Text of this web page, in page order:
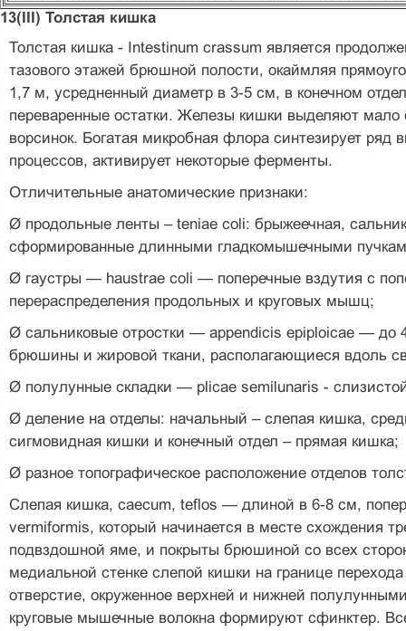
13(III) Толстая кишка
Толстая кишка - Intestinum crassum является
тазового этажей брюшной полости, окаймляя
1,7 м, усредненный диаметр в 3-5 см, в конечном
переваренные остатки. Железы кишки выделяют мало
ворсинок. Богатая микробная флора синтезирует
процессов, активирует некоторые ферменты.
Отличительные анатомические признаки:
Ø продольные ленты – teniae coli: брыжеечная,
сформированные длинными гладкомышечными
Ø гаустры — haustrae coli — поперечные вздутия с
перераспределения продольных и круговых мышц;
Ø сальниковые отростки — appendicis epiploicae — до
брюшины и жировой ткани, располагающиеся вдоль
Ø полулунные складки — plicae semilunaris -
Ø деление на отделы: начальный – слепая кишка,
сигмовидная кишки и конечный отдел – прямая кишка;
Ø разное топографическое расположение отделов
Слепая кишка, caecum, teflos — длиной в 6-8 см,
vermiformis, который начинается в месте схождения
подвздошной яме, и покрыты брюшиной со всех
медиальной стенке слепой кишки на границе
отверстие, окруженное верхней и нижней
круговые мышечные волокна формируют сфинктер.